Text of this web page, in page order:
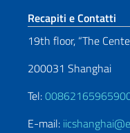
Sezione
Recapiti e Contatti
19th floor, “The
200031 Shanghai
Tel:
E-mail: